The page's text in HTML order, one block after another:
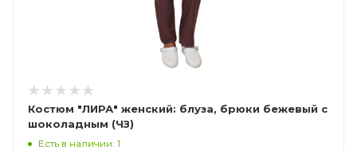
Костюм "ЛИРА" женский: блуза, брюки бежевый с
шоколадным (ЧЗ)
Есть в наличии: 1